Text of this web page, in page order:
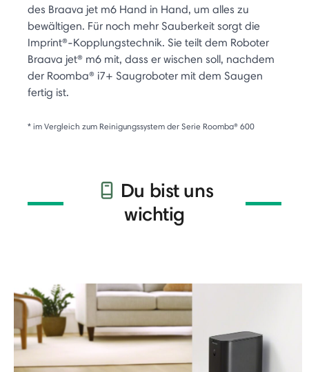
des Braava jet m6 Hand in Hand, um alles zu
bewältigen. Für noch mehr Sauberkeit sorgt die
Imprint®-Kopplungstechnik. Sie teilt dem Roboter
Braava jet® m6 mit, dass er wischen soll, nachdem
der Roomba® i7+ Saugroboter mit dem Saugen
fertig ist.
* im Vergleich zum Reinigungssystem der Serie Roomba® 600
Du bist uns
wichtig